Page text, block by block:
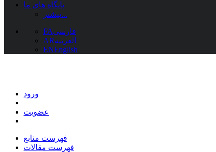
پایگاه های ما
بیشتر...
FAفارسی
ARالعربیه
ENEnglish
ورود
عضویت
فهرست منابع
فهرست مقالات